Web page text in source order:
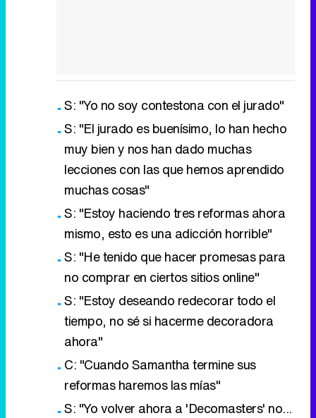
S: "Yo no soy contestona con el jurado"
S: "El jurado es buenísimo, lo han hecho
muy bien y nos han dado muchas
lecciones con las que hemos aprendido
muchas cosas"
S: "Estoy haciendo tres reformas ahora
mismo, esto es una adicción horrible"
S: "He tenido que hacer promesas para
no comprar en ciertos sitios online"
S: "Estoy deseando redecorar todo el
tiempo, no sé si hacerme decoradora
ahora"
C: "Cuando Samantha termine sus
reformas haremos las mías"
S: "Yo volver ahora a 'Decomasters' no...